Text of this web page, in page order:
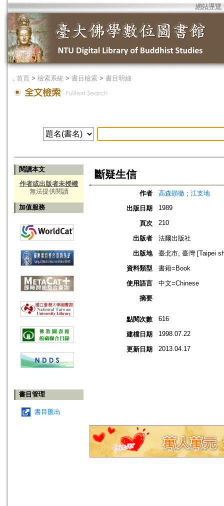
網站導覽
． 首頁 > 檢索系統 > 書目檢索 > 書目明細
閱讀本文
作者或出版者未授權
無法提供閱讀
加值服務
書目管理
書目匯出
斷疑生信
作者 高森顕徹 ; 江支地
出版日期
1989
頁次 210
出版者
法爾出版社
出版地
臺北市, 臺灣 [Taipei
資料類型
書籍=Book
使用語言
中文=Chinese
摘要
點閱次數 616
建檔日期 1998.07.22
更新日期 2013.04.17